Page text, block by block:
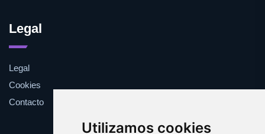
Utilizamos cookies
Legal
Legal
Cookies
Contacto